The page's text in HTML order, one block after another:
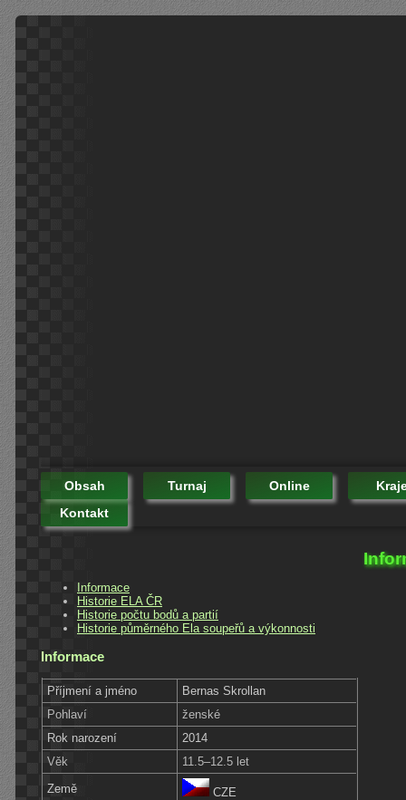
Obsah Turnaj Online
Kontakt
Informace
Historie ELA ČR
Historie počtu bodů a partií
Historie půměrného Ela soupeřů a výkonnosti
Informace
Příjmení a jméno
Bernas Skrollan
Pohlaví
ženské
Rok narození
2014
Věk
11.5–12.5 let
Země
CZE